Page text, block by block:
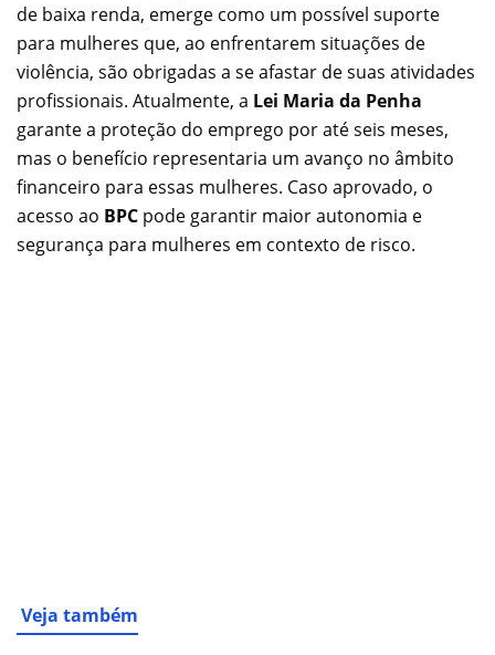
de baixa renda, emerge como um possível suporte
para mulheres que, ao enfrentarem situações de
violência, são obrigadas a se afastar de suas atividades
profissionais. Atualmente, a Lei Maria da Penha
garante a proteção do emprego por até seis meses,
mas o benefício representaria um avanço no âmbito
financeiro para essas mulheres. Caso aprovado, o
acesso ao BPC pode garantir maior autonomia e
segurança para mulheres em contexto de risco.
Veja também